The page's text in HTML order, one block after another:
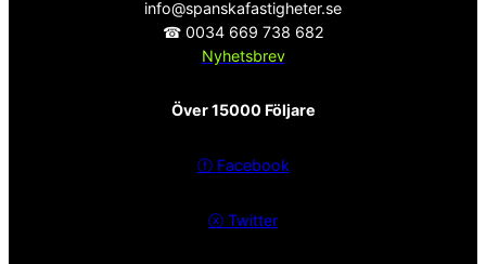
info@spanskafastigheter.se
☎ 0034 669 738 682
Nyhetsbrev
Över 15000 Följare
ⓕ Facebook
ⓧ Twitter